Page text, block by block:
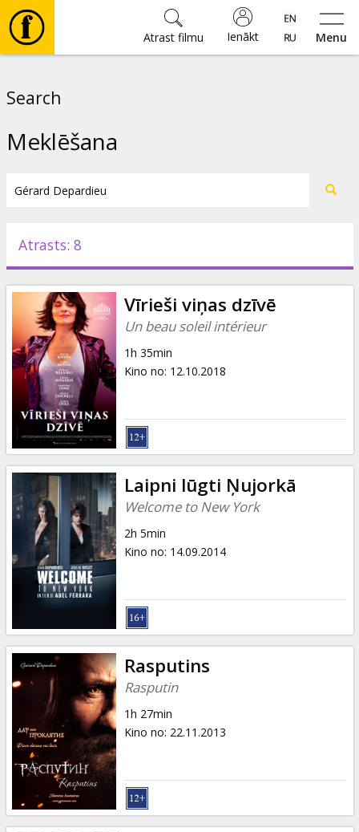
Menu
Ienākt
Atrast filmu
Pasākumi
Ziņas
Dāvanu
kartes
Uzkodas
B2B
Kino
Klubs
Search
Meklēšana
Atrasts: 8
Vīrieši viņas dzīvē
Un beau soleil intérieur
1h 35min
Kino no: 12.10.2018
Laipni lūgti Ņujorkā
Welcome to New York
2h 5min
Kino no: 14.09.2014
Rasputins
Rasputin
1h 27min
Kino no: 22.11.2013